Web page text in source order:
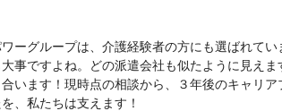
ワーグループは、介護経験者の方にも選ばれて
事ですよね。どの派遣会社も似たように見えま
います！現時点の相談から、３年後のキャリ
、私たちは支えます！